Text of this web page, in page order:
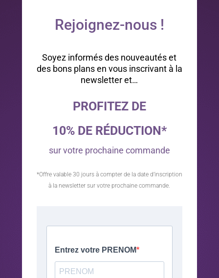
Rejoignez-nous !
Soyez informés des nouveautés et
des bons plans en vous inscrivant à la
newsletter et…
PROFITEZ DE
10% DE RÉDUCTION*
sur votre prochaine commande
*Offre valable 30 jours à compter de la date d’inscription
à la newsletter sur votre prochaine commande.